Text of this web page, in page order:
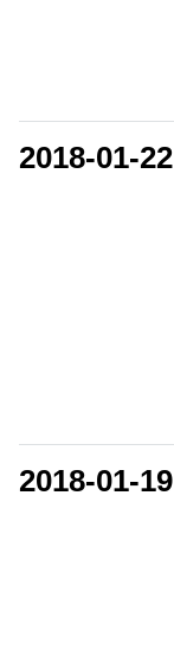
2018-01-22
2018-01-19